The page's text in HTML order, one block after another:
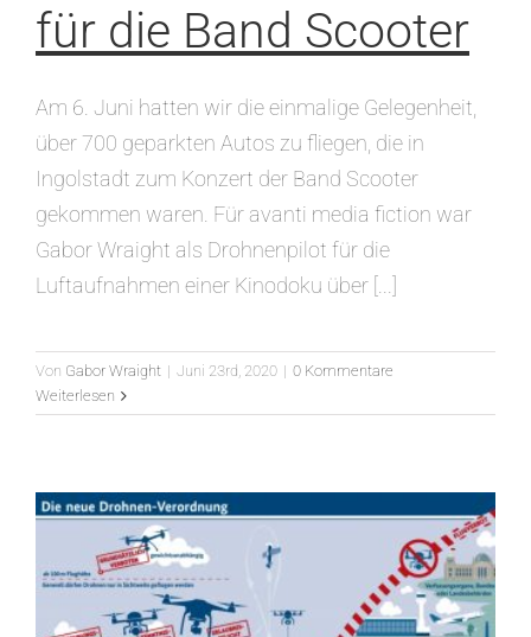
für die Band Scooter
Am 6. Juni hatten wir die einmalige Gelegenheit,
über 700 geparkten Autos zu fliegen, die in
Ingolstadt zum Konzert der Band Scooter
gekommen waren. Für avanti media fiction war
Gabor Wraight als Drohnenpilot für die
Luftaufnahmen einer Kinodoku über [...]
Von Gabor Wraight | Juni 23rd, 2020 | 0 Kommentare
Weiterlesen
Du brauchst keinen
Drohnenführerschein,